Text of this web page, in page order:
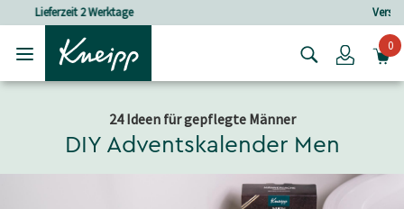
Skip to main content
Skip to footer contentVersandkostenfrei ab 25 € Bestellwert
Login0
24 Ideen für gepflegte Männer
DIY Adventskalender Men